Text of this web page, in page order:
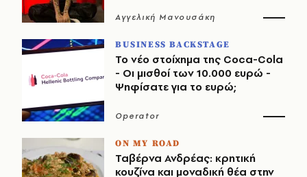
Αγγελική Μανουσάκη
BUSINESS BACKSTAGE
Το νέο στοίχημα της Coca-Cola
- Οι μισθοί των 10.000 ευρώ -
Ψηφίσατε για το ευρώ;
Operator
ON MY ROAD
Ταβέρνα Ανδρέας: κρητική
κουζίνα και μοναδική θέα στην